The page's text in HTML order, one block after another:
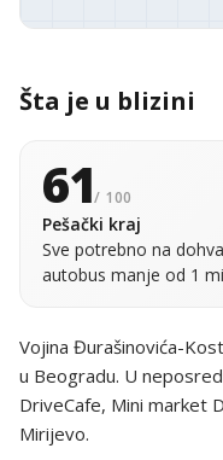
Šta je u blizini
61/ 100
Pešački kraj
Sve potrebno na
autobus manje od 1
Vojina Đurašinovića-
u Beogradu. U
DriveCafe, Mini market
Mirijevo.